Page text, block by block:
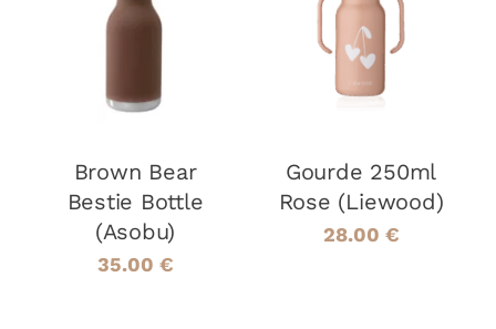
AJOUTER AU
Brown Bear
Bestie Bottle
(Asobu)
35.00 €
AJOUTER AU
PANIER
DÉTAILS
Gourde 250ml
Rose (Liewood)
28.00 €